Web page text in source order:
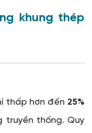
khung thép
thấp hơn đến 25%
truyền thống. Quy